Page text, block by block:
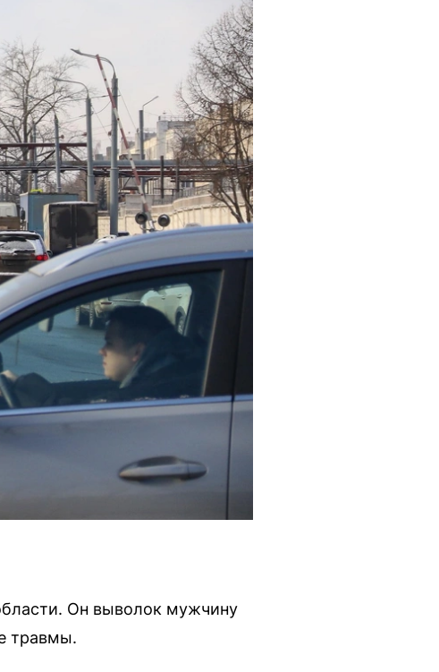
Он выволок мужчину
травмы.